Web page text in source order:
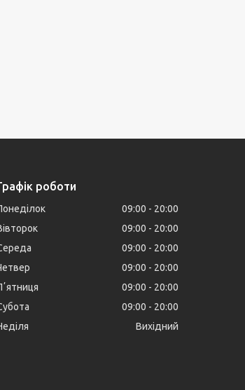
роботи
09:00
20:00
09:00
20:00
09:00
20:00
09:00
20:00
09:00
20:00
09:00
20:00
Вихідний